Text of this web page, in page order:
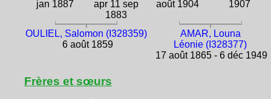
jan 1887
apr 11 sep
1883
août 1904
1907
OULIEL, Salomon (I328359)
6 août 1859
AMAR, Louna
Léonie (I328377)
17 août 1865 - 6 déc 1949
Frères et sœurs